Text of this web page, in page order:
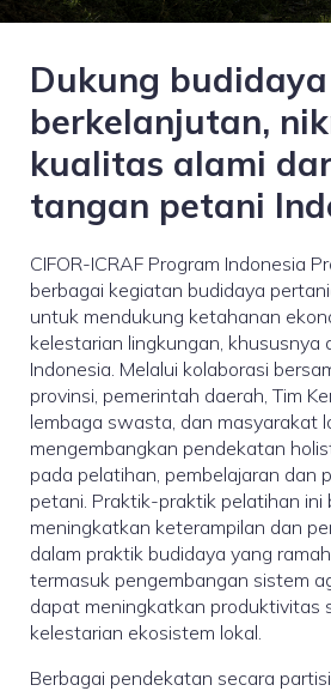
Dukung
berkelanjutan,
kualitas alami
tangan petani
CIFOR-ICRAF Program Indonesia
berbagai kegiatan budidaya
untuk mendukung ketahanan
kelestarian lingkungan, khususnya
Indonesia. Melalui kolaborasi
provinsi, pemerintah daerah, Tim
lembaga swasta, dan masyarakat
mengembangkan pendekatan
pada pelatihan, pembelajaran dan
petani. Praktik-praktik pelatihan
meningkatkan keterampilan dan
dalam praktik budidaya yang
termasuk pengembangan sistem
dapat meningkatkan produktivitas
kelestarian ekosistem lokal.
Berbagai pendekatan secara